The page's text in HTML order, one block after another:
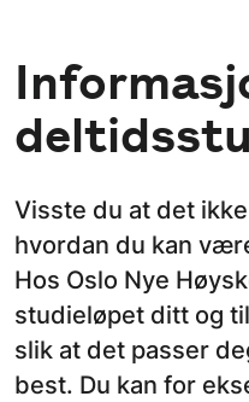
Visste du at det
hvordan du kan
Hos Oslo Nye
studieløpet ditt og
slik at det passer
best. Du kan for